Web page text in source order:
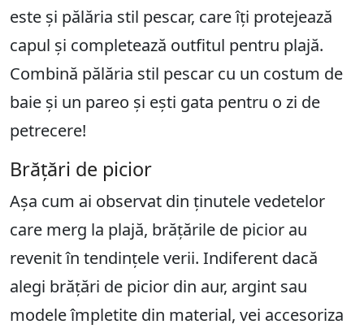
este și pălăria stil pescar, care îți protejează
capul și completează outfitul pentru plajă.
Combină pălăria stil pescar cu un costum de
baie și un pareo și ești gata pentru o zi de
petrecere!
Brățări de picior
Așa cum ai observat din ținutele vedetelor
care merg la plajă, brățările de picior au
revenit în tendințele verii. Indiferent dacă
alegi brățări de picior din aur, argint sau
modele împletite din material, vei accesoriza